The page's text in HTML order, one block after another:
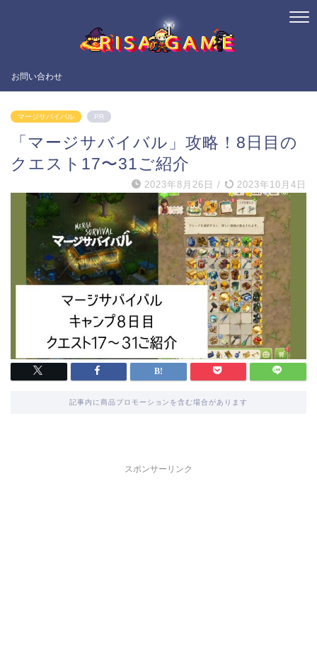
お問い合わせ
マージサバイバル PR
「マージサバイバル」攻略！8日目の
クエスト17〜31ご紹介
2023年8月26日 / 2023年10月4日
記事内に商品プロモーションを含む場合があります
スポンサーリンク